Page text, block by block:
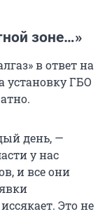
зоне…»
в ответ на
установку ГБО
день, —
у нас
и все они
Это не